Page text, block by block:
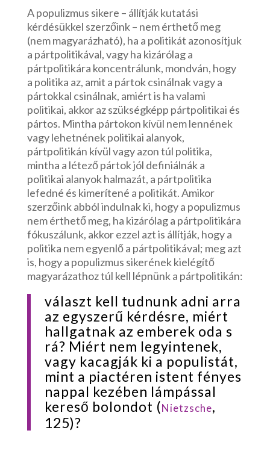
A populizmus sikere – állítják kutatási
kérdésükkel szerzőink – nem érthető meg
(nem magyarázható), ha a politikát azonosítjuk
a pártpolitikával, vagy ha kizárólag a
pártpolitikára koncentrálunk, mondván, hogy
a politika az, amit a pártok csinálnak vagy a
pártokkal csinálnak, amiért is ha valami
politikai, akkor az szükségképp pártpolitikai és
pártos. Mintha pártokon kívül nem lennének
vagy lehetnének politikai alanyok,
pártpolitikán kívül vagy azon túl politika,
mintha a létező pártok jól definiálnák a
politikai alanyok halmazát, a pártpolitika
lefedné és kimerítené a politikát. Amikor
szerzőink abból indulnak ki, hogy a populizmus
nem érthető meg, ha kizárólag a pártpolitikára
fókuszálunk, akkor ezzel azt is állítják, hogy a
politika nem egyenlő a pártpolitikával; meg azt
is, hogy a populizmus sikerének kielégítő
magyarázathoz túl kell lépnünk a pártpolitikán:
választ kell tudnunk adni arra
az egyszerű kérdésre, miért
hallgatnak az emberek oda s
rá? Miért nem legyintenek,
vagy kacagják ki a populistát,
mint a piactéren istent fényes
nappal kezében lámpással
kereső bolondot (Nietzsche,
125)?